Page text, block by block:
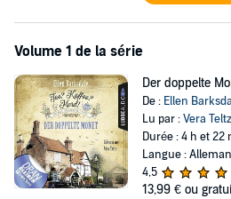
Volume 1 de la série
Der doppelte
De : Ellen
Lu par :Vera Teltz
Durée : 4 h et 22
Langue :
4,5
13,99 € ou